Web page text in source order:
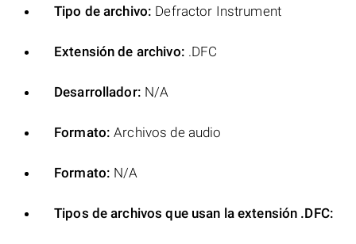
Tipo de archivo: Defractor Instrument
Extensión de archivo: .DFC
Desarrollador: N/A
Formato: Archivos de audio
Formato: N/A
Tipos de archivos que usan la extensión .DFC: